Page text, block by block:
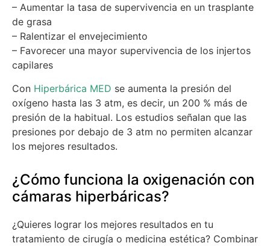
– Aumentar la tasa de supervivencia en un trasplante
de grasa
– Ralentizar el envejecimiento
– Favorecer una mayor supervivencia de los injertos
capilares
Con Hiperbárica MED se aumenta la presión del
oxígeno hasta las 3 atm, es decir, un 200 % más de
presión de la habitual. Los estudios señalan que las
presiones por debajo de 3 atm no permiten alcanzar
los mejores resultados.
¿Cómo funciona la oxigenación con
cámaras hiperbáricas?
¿Quieres lograr los mejores resultados en tu
tratamiento de cirugía o medicina estética? Combinar